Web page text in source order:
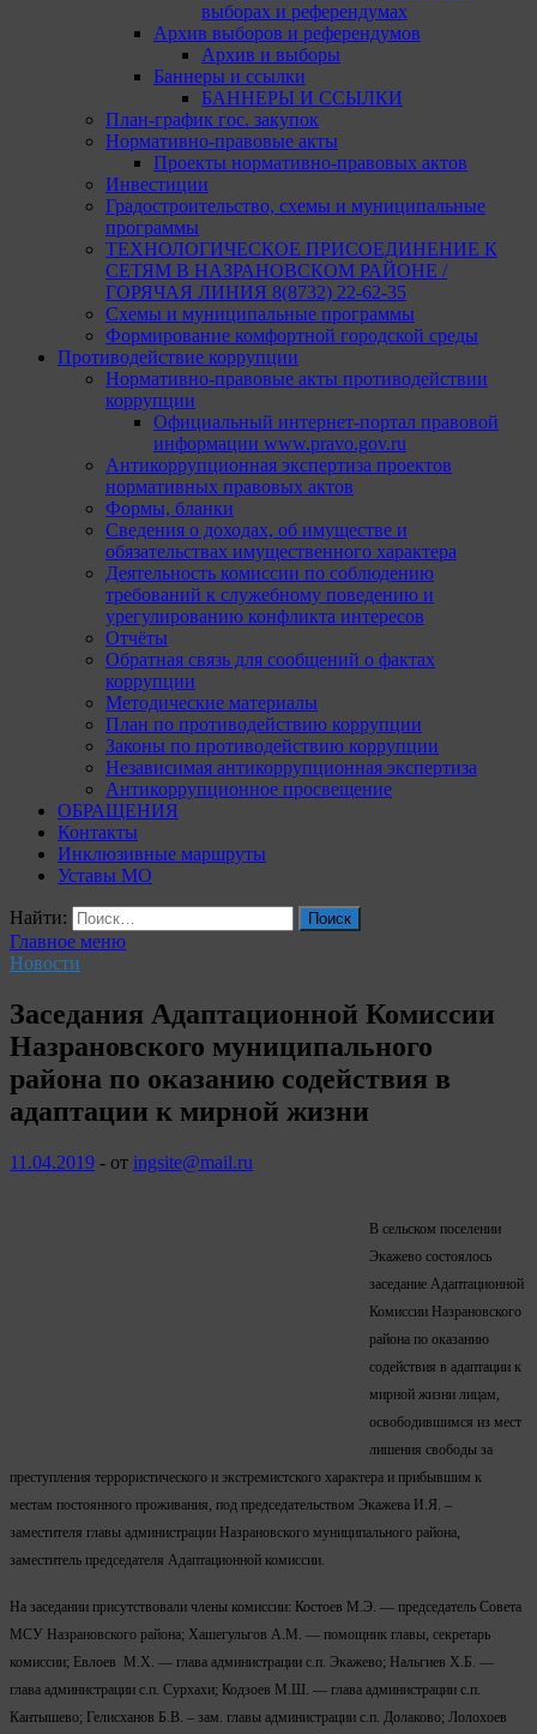
выборах и референдумах
Архив выборов и референдумов
Архив и выборы
Баннеры и ссылки
БАННЕРЫ И ССЫЛКИ
План-график гос. закупок
Нормативно-правовые акты
Проекты нормативно-правовых актов
Инвестиции
Градостроительство, схемы и муниципальные
программы
ТЕХНОЛОГИЧЕСКОЕ ПРИСОЕДИНЕНИЕ К
СЕТЯМ В НАЗРАНОВСКОМ РАЙОНЕ /
ГОРЯЧАЯ ЛИНИЯ 8(8732) 22-62-35
Схемы и муниципальные программы
Формирование комфортной городской среды
Противодействие коррупции
Нормативно-правовые акты противодействии
коррупции
Официальный интернет-портал правовой
информации www.pravo.gov.ru
Антикоррупционная экспертиза проектов
нормативных правовых актов
Формы, бланки
Сведения о доходах, об имуществе и
обязательствах имущественного характера
Деятельность комиссии по соблюдению
требований к служебному поведению и
урегулированию конфликта интересов
Отчёты
Обратная связь для сообщений о фактах
коррупции
Методические материалы
План по противодействию коррупции
Законы по противодействию коррупции
Независимая антикоррупционная экспертиза
Антикоррупционное просвещение
ОБРАЩЕНИЯ
Контакты
Инклюзивные маршруты
Уставы МО
Найти:
Главное меню
Новости
Заседания Адаптационной Комиссии
Назрановского муниципального
района по оказанию содействия в
адаптации к мирной жизни
11.04.2019 - от ingsite@mail.ru
В сельском поселении
Экажево состоялось
заседание Адаптационной
Комиссии Назрановского
района по оказанию
содействия в адаптации к
мирной жизни лицам,
освободившимся из мест
лишения свободы за
преступления террористического и экстремистского характера и прибывшим к
местам постоянного проживания, под председательством Экажева И.Я. –
заместителя главы администрации Назрановского муниципального района,
заместитель председателя Адаптационной комиссии.
На заседании присутствовали члены комиссии: Костоев М.Э. — председатель Совета
МСУ Назрановского района; Хашегульгов А.М. — помощник главы, секретарь
комиссии; Евлоев М.Х. — глава администрации с.п. Экажево; Нальгиев Х.Б. —
глава администрации с.п. Сурхахи; Кодзоев М.Ш. — глава администрации с.п.
Кантышево; Гелисханов Б.В. – зам. главы администрации с.п. Долаково; Лолохоев